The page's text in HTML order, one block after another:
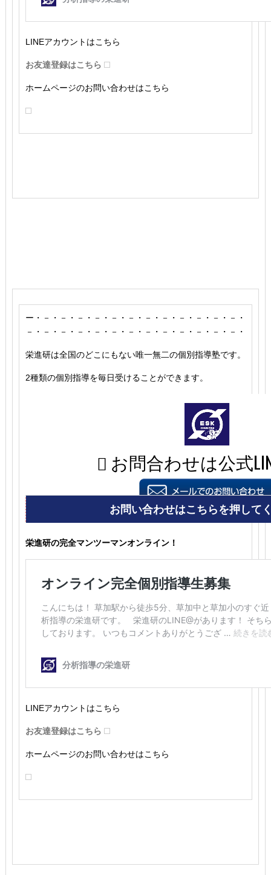
LINEアカウントはこちら
お友達登録はこちら
ホームページのお問い合わせはこちら
ー・－・－・－・－・－・－・－・－・－・－・－・－・
－・－・－・－・－・－・－・－・－・－・－・－・－・
栄進研は全国のどこにもない唯一無二の個別指導塾です。
2種類の個別指導を毎日受けることができます。
栄進研の完全マンツーマンオンライン！
LINEアカウントはこちら
お友達登録はこちら
ホームページのお問い合わせはこちら